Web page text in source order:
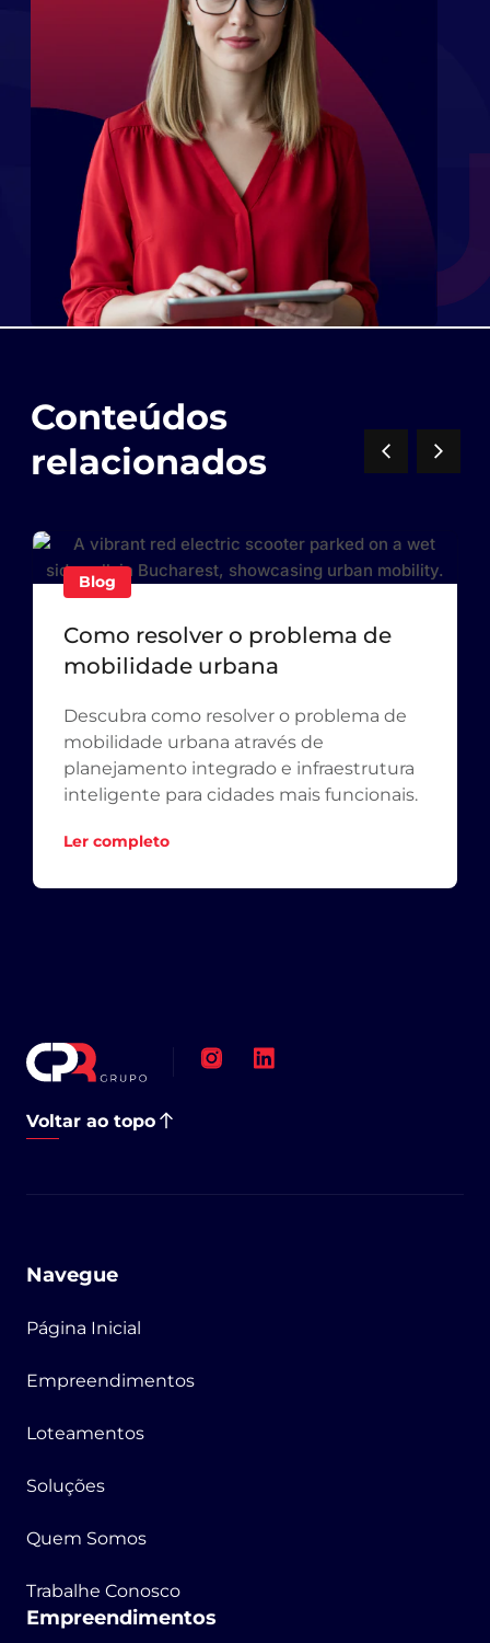
Conteúdos
relacionados
Blog
Como resolver o problema de
mobilidade urbana
Descubra como resolver o problema de
mobilidade urbana através de
planejamento integrado e infraestrutura
inteligente para cidades mais funcionais.
Ler completo
Voltar ao topo
Navegue
Página Inicial
Empreendimentos
Loteamentos
Soluções
Quem Somos
Trabalhe Conosco
Empreendimentos